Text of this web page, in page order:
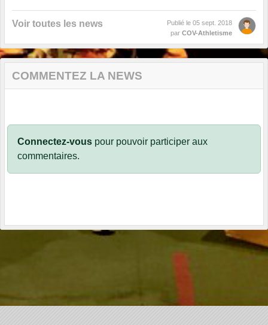
Voir toutes les news Publié le 05 sept. 2018
par COV-Athletisme
COMMENTEZ LA NEWS
Connectez-vous pour pouvoir participer aux
commentaires.